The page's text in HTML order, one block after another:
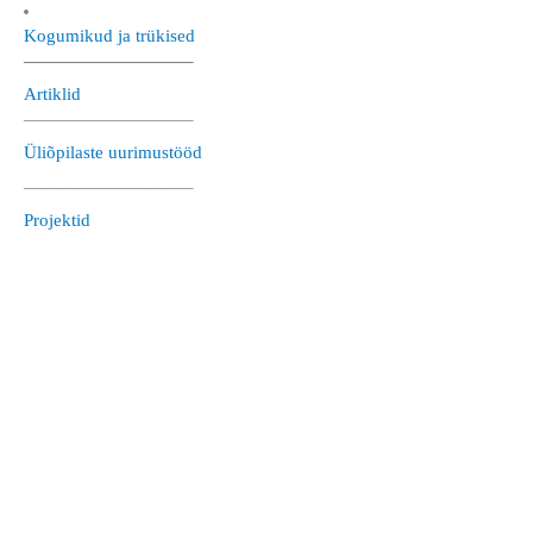
Kogumikud ja trükised
—————————–
Artiklid
—————————–
Üliõpilaste uurimustööd
—————————–
Projektid